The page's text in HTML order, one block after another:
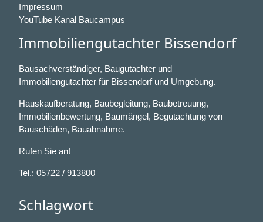
Impressum
YouTube Kanal Baucampus
Immobiliengutachter Bissendorf
Bausachverständiger, Baugutachter und
Immobiliengutachter für Bissendorf und Umgebung.
Hauskaufberatung, Baubegleitung, Baubetreuung,
Immobilienbewertung, Baumängel, Begutachtung von
Bauschäden, Bauabnahme.
Rufen Sie an!
Tel.: 05722 / 913800
Schlagwort